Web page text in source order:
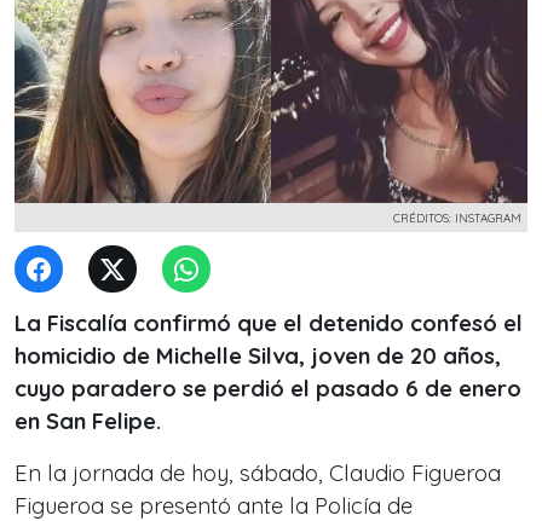
CRÉDITOS: INSTAGRAM
La Fiscalía confirmó que el detenido confesó el
homicidio de Michelle Silva, joven de 20 años,
cuyo paradero se perdió el pasado 6 de enero
en San Felipe.
En la jornada de hoy, sábado, Claudio Figueroa
Figueroa se presentó ante la Policía de